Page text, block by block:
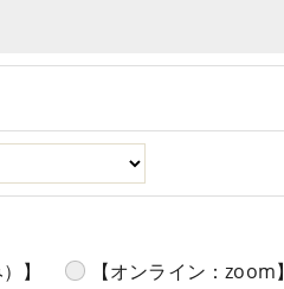
】 【オンライン：zoom】